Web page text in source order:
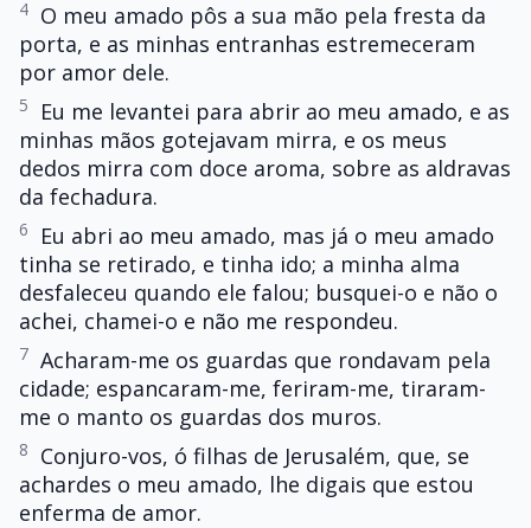
4 O meu amado pôs a sua mão pela fresta da
porta, e as minhas entranhas estremeceram
por amor dele.
5
Eu me levantei para abrir ao meu amado, e as
minhas mãos gotejavam mirra, e os meus
dedos mirra com doce aroma, sobre as aldravas
da fechadura.
6
Eu abri ao meu amado, mas já o meu amado
tinha se retirado, e tinha ido; a minha alma
desfaleceu quando ele falou; busquei-o e não o
achei, chamei-o e não me respondeu.
7 Acharam-me os guardas que rondavam pela
cidade; espancaram-me, feriram-me, tiraram-
me o manto os guardas dos muros.
8
Conjuro-vos, ó filhas de Jerusalém, que, se
achardes o meu amado, lhe digais que estou
enferma de amor.